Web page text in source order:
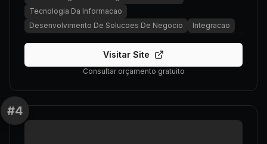
Tecnologia Da Informacao
Desenvolvimento De Solucoes De Negocio
Integracao
Visitar Site
Consultar orçamento gratuito
#4